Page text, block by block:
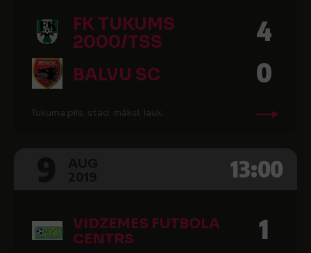
FK TUKUMS
2000/TSS
4
BALVU SC 0
Tukuma pils. stad. māksl. lauk.
13:00
VIDZEMES FUTBOLA
CENTRS
1